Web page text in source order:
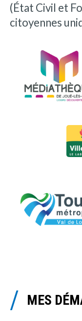
(État Civil et
citoyennes
MES